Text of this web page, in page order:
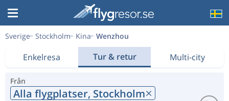
Sverige Stockholm Kina Wenzhou
Enkelresa Tur & retur Multi-city
Från
Alla flygplatser, Stockholm